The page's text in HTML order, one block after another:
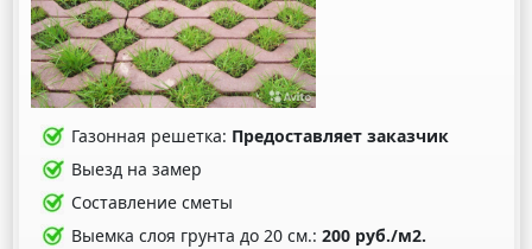
Газонная решетка: Предоставляет заказчик
Выезд на замер
Составление сметы
Выемка слоя грунта до 20 см.:200 руб./м2.